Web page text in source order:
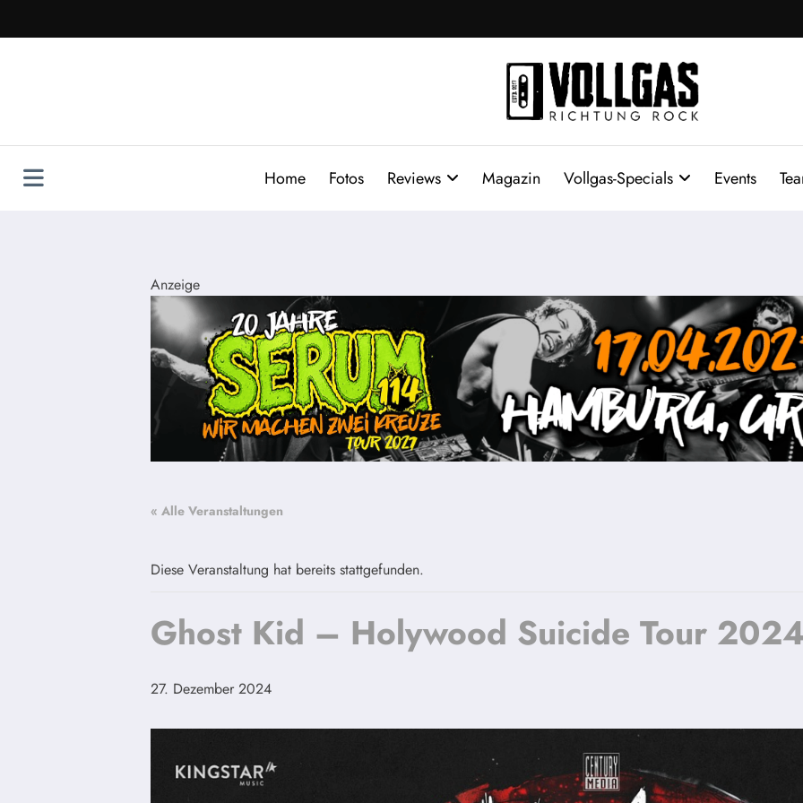
Inhalt
Home Fotos Reviews Magazin Vollgas-Specials Events
Anzeige
« Alle Veranstaltungen
Diese Veranstaltung hat bereits stattgefunden.
Ghost Kid – Holywood Suicide Tour
27. Dezember 2024